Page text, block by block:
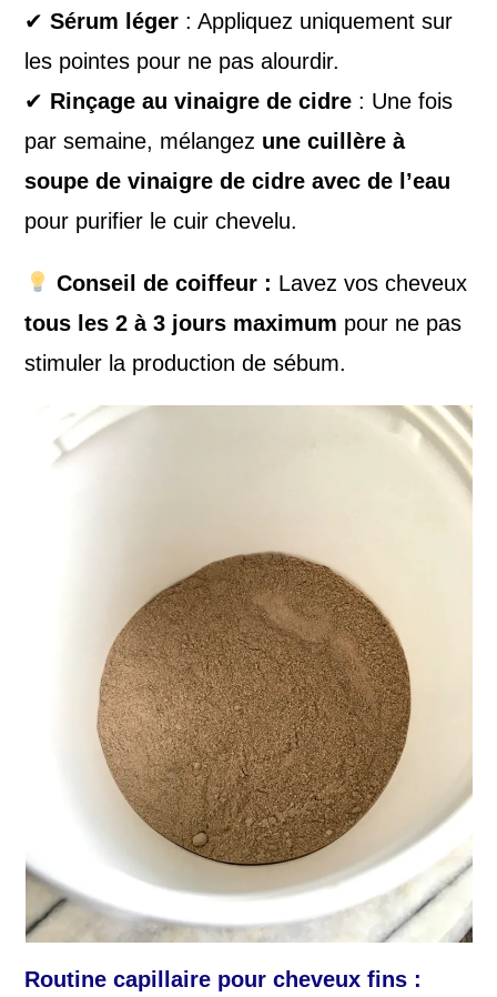
✔Sérum léger : Appliquez uniquement sur
les pointes pour ne pas alourdir.
✔ Rinçage au vinaigre de cidre : Une fois
par semaine, mélangez une cuillère à
soupe de vinaigre de cidre avec de l’eau
pour purifier le cuir chevelu.
Conseil de coiffeur : Lavez vos cheveux
tous les 2 à 3 jours maximum pour ne pas
stimuler la production de sébum.
Routine capillaire pour cheveux fins :